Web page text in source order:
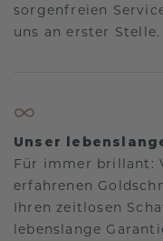
sorgenfreien
uns an erster Stelle.
Unser
Für immer brillant:
erfahrenen
Ihren zeitlosen
lebenslange